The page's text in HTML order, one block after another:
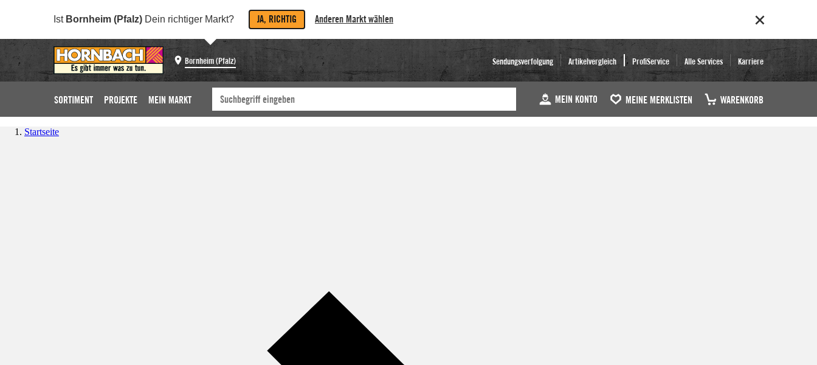
Ist Bornheim (Pfalz) Dein richtiger Markt? JA, RICHTIG Anderen Markt wählen
Bornheim (Pfalz) Sendungsverfolgung Artikelvergleich ProfiService Alle Services Karriere
SORTIMENT PROJEKTE MEIN MARKT MEIN KONTO MEINE MERKLISTEN WARENKORB
Startseite